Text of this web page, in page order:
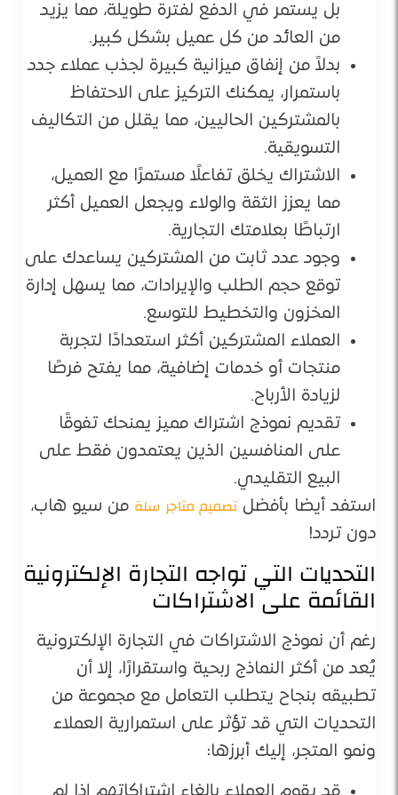
بل يستمر في الدفع لفترة طويلة، مما يزيد
من العائد من كل عميل بشكل كبير.
بدلاً من إنفاق ميزانية كبيرة لجذب عملاء جدد
باستمرار، يمكنك التركيز على الاحتفاظ
بالمشتركين الحاليين، مما يقلل من التكاليف
التسويقية.
الاشتراك يخلق تفاعلًا مستمرًا مع العميل،
مما يعزز الثقة والولاء ويجعل العميل أكثر
ارتباطًا بعلامتك التجارية.
وجود عدد ثابت من المشتركين يساعدك على
توقع حجم الطلب والإيرادات، مما يسهل إدارة
المخزون والتخطيط للتوسع.
العملاء المشتركين أكثر استعدادًا لتجربة
منتجات أو خدمات إضافية، مما يفتح فرصًا
لزيادة الأرباح.
تقديم نموذج اشتراك مميز يمنحك تفوقًا
على المنافسين الذين يعتمدون فقط على
البيع التقليدي.
استفد أيضا بأفضل تصميم متاجر سلة من سيو هاب،
دون تردد!
التحديات التي تواجه التجارة الإلكترونية
القائمة على الاشتراكات
رغم أن نموذج الاشتراكات في التجارة الإلكترونية
يُعد من أكثر النماذج ربحية واستقرارًا، إلا أن
تطبيقه بنجاح يتطلب التعامل مع مجموعة من
التحديات التي قد تؤثر على استمرارية العملاء
ونمو المتجر، إليك أبرزها: